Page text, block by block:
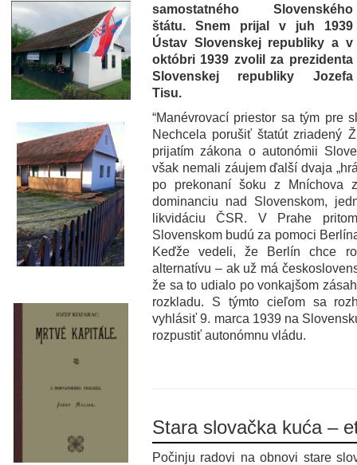
samostatného Slovenského
štátu. Snem prijal v juh 1939
Ústav Slovenskej republiky a v
októbri 1939 zvolil za prezidenta
Slovenskej republiky Jozefa
Tisu.
“Manévrovací priestor sa tým pre
Nechcela porušiť štatút zriadený
prijatím zákona o autonómii
však nemali záujem ďalší dvaja
po prekonaní šoku z Mníchova
dominanciu nad Slovenskom,
likvidáciu ČSR. V Prahe
Slovenskom budú za pomoci
Keďže vedeli, že Berlín chce
alternatívu – ak už má
že sa to udialo po vonkajšom
rozkladu. S týmto cieľom sa
vyhlásiť 9. marca 1939 na
rozpustiť autonómnu vládu.
Stara slovačka kuća –
Počinju radovi na obnovi stare